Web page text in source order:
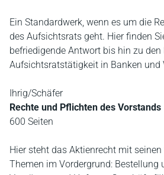
Ein Standardwerk, wenn es um die
des Aufsichtsrats geht. Hier finden
befriedigende Antwort bis hin zu den
Aufsichtsratstätigkeit in Banken und
Ihrig/Schäfer
Rechte und Pflichten des Vorstands
600 Seiten
Hier steht das Aktienrecht mit
Themen im Vordergrund: Bestellung